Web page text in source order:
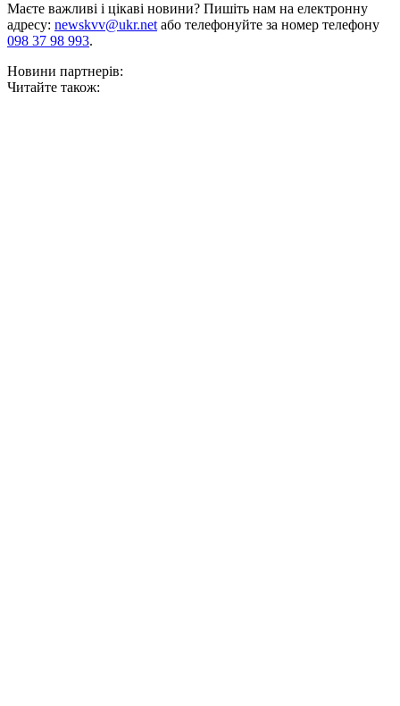
Маєте важливі і цікаві новини? Пишіть нам на електронну
адресу: newskvv@ukr.netабо телефонуйте за номер телефону
098 37 98 993.
Новини партнерів:
Читайте також: